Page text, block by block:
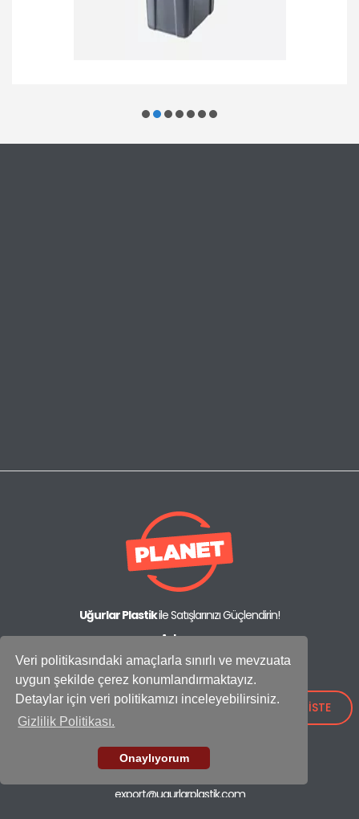
Veri politikasındaki amaçlarla sınırlı ve mevzuata
uygun şekilde çerez konumlandırmaktayız.
Detaylar için veri politikamızı inceleyebilirsiniz.
Gizlilik Politikası.
Onaylıyorum
Uğurlar Plastikile Satışlarınızı Güçlendirin!
Adres:
IOSB Mah., İpkas Sanayi Sitesi 3. Etap C Blok No: 21,
34490 Başakşehir - İstanbul / Türkiye
Showroom
+90 (212) 659 26 52
+90 (212) 549 37 17
export@ugurlarplastik.com
TEKLİF İSTE